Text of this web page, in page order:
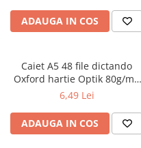
Coperți caiete si cărți
Carnete pentru elevi
Lupe și articole educative
Foarfece școlare
Globuri pământești
Cutii sandwich și caserole
ADAUGA IN COS
Caiet A5 48 file dictando
Oxford hartie Optik 80g/mp
motiv Touch Trend
6,49 Lei
ADAUGA IN COS